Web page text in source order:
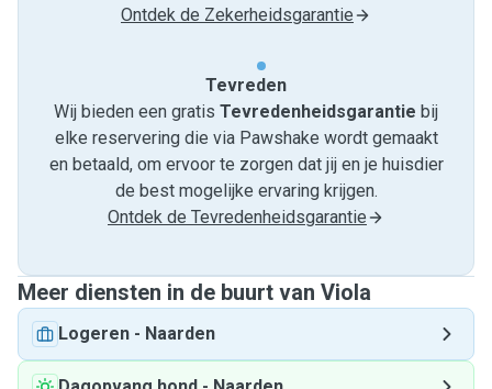
Ontdek de Zekerheidsgarantie
Tevreden
Wij bieden een gratis Tevredenheids­garantie bij
elke reservering die via Pawshake wordt gemaakt
en betaald, om ervoor te zorgen dat jij en je huisdier
de best mogelijke ervaring krijgen.
Ontdek de Tevredenheidsgarantie
Meer diensten in de buurt van Viola
Logeren - Naarden